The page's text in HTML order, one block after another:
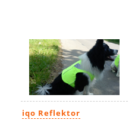
iqo Reflektor